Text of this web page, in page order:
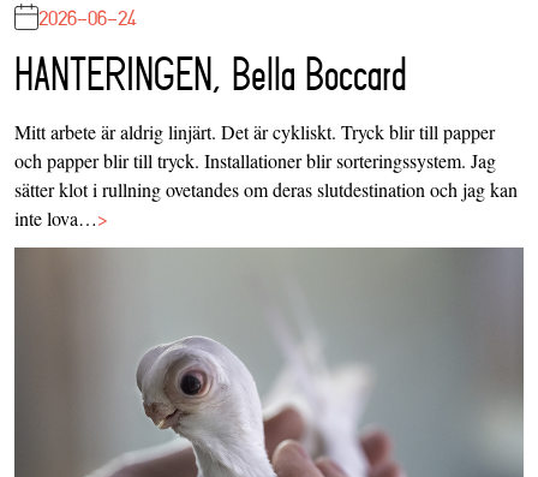
2026-06-24
HANTERINGEN, Bella Boccard
Mitt arbete är aldrig linjärt. Det är cykliskt. Tryck blir till papper
och papper blir till tryck. Installationer blir sorteringssystem. Jag
sätter klot i rullning ovetandes om deras slutdestination och jag kan
inte lova…>